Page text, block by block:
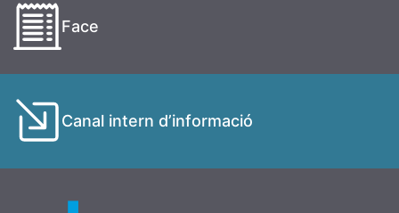
Face
Canal intern d’informació